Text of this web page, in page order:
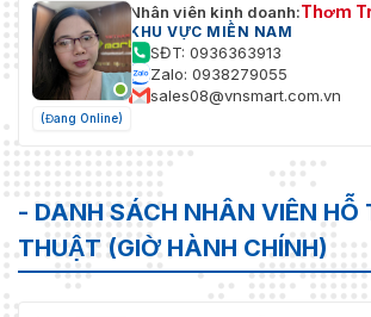
(Đang Online)
Nhân viên kinh doanh:Thơm
KHU VỰC MIỀN NAM
SĐT: 0936363913
Zalo: 0938279055
sales08@vnsmart.com.vn
- DANH SÁCH NHÂN VIÊN HỖ
THUẬT (GIỜ HÀNH CHÍNH)